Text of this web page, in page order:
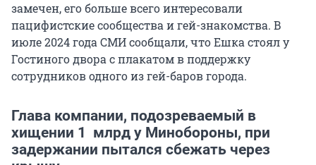
замечен, его больше всего интересовали
пацифистские сообщества и гей-знакомства. В
июле 2024 года СМИ сообщали, что Ешка стоял у
Гостиного двора с плакатом в поддержку
сотрудников одного из гей-баров города.
Глава компании, подозреваемый в
хищении 1 млрд у Минобороны, при
задержании пытался сбежать через